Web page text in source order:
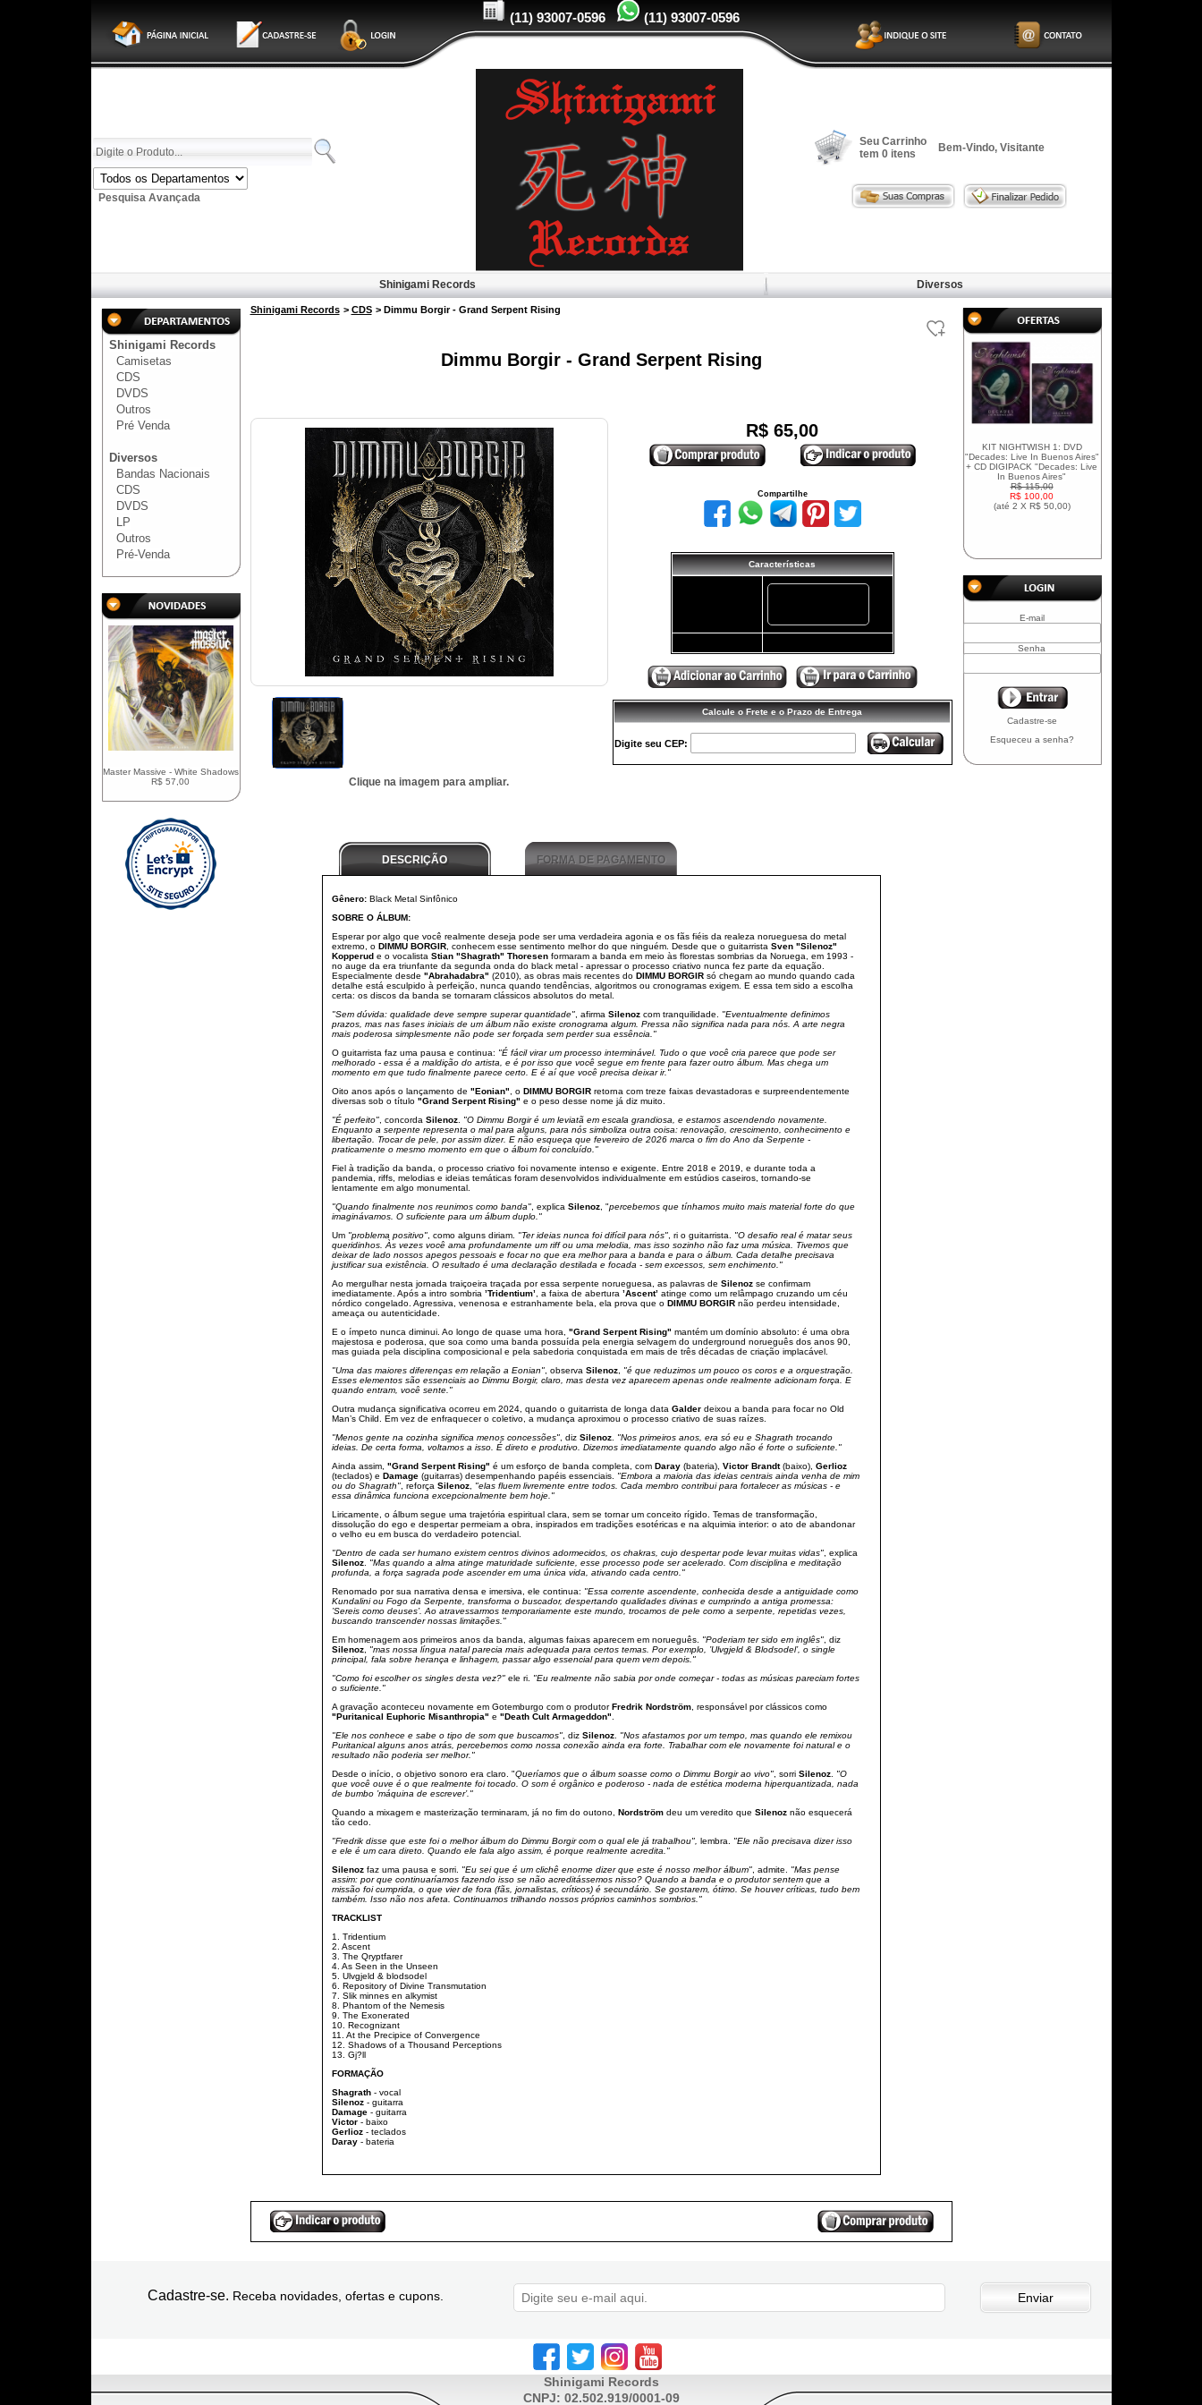
(11) 93007-0596 (11) 93007-0596
Pesquisa Avançada
Seu Carrinho
tem 0itens Bem-Vindo, Visitante
Shinigami Records Diversos
Shinigami Records
Camisetas
CDS
DVDS
Outros
Pré Venda
Diversos
Bandas Nacionais
CDS
DVDS
LP
Outros
Pré-Venda
Master Massive - White Shadows
R$ 57,00
Shinigami Records > CDS > Dimmu Borgir - Grand Serpent Rising
Dimmu Borgir - Grand Serpent Rising
Clique na imagem para ampliar.
R$ 65,00
Compartilhe
Características
Calcule o Frete e o Prazo de Entrega
Digite seu CEP:
DESCRIÇÃO FORMA DE PAGAMENTO
Gênero: Black Metal Sinfônico
SOBRE O ÁLBUM:
Esperar por algo que você realmente deseja pode ser uma verdadeira agonia e os fãs fiéis da realeza norueguesa do metal
extremo, o DIMMU BORGIR, conhecem esse sentimento melhor do que ninguém. Desde que o guitarrista Sven "Silenoz"
Kopperude o vocalista Stian "Shagrath" Thoresenformaram a banda em meio às florestas sombrias da Noruega, em 1993 -
no auge da era triunfante da segunda onda do black metal - apressar o processo criativo nunca fez parte da equação.
Especialmente desde "Abrahadabra" (2010), as obras mais recentes do DIMMU BORGIRsó chegam ao mundo quando cada
detalhe está esculpido à perfeição, nunca quando tendências, algoritmos ou cronogramas exigem. E essa tem sido a escolha
certa: os discos da banda se tornaram clássicos absolutos do metal.
"Sem dúvida: qualidade deve sempre superar quantidade", afirma Silenozcom tranquilidade.
"Eventualmente definimos
prazos, mas nas fases iniciais de um álbum não existe cronograma algum. Pressa não significa nada para nós. A arte negra
mais poderosa simplesmente não pode ser forçada sem perder sua essência."
O guitarrista faz uma pausa e continua: "É fácil virar um processo interminável. Tudo o que você cria parece que pode ser
melhorado - essa é a maldição do artista, e é por isso que você segue em frente para fazer outro álbum. Mas chega um
momento em que tudo finalmente parece certo. E é aí que você precisa deixar ir."
Oito anos após o lançamento de "Eonian" , o DIMMU BORGIRretorna com treze faixas devastadoras e surpreendentemente
diversas sob o título "Grand Serpent Rising" e o peso desse nome já diz muito.
"É perfeito", concorda Silenoz.
"O Dimmu Borgir é um leviatã em escala grandiosa, e estamos ascendendo novamente.
Enquanto a serpente representa o mal para alguns, para nós simboliza outra coisa: renovação, crescimento, conhecimento e
libertação. Trocar de pele, por assim dizer. E não esqueça que fevereiro de 2026 marca o fim do Ano da Serpente -
praticamente o mesmo momento em que o álbum foi concluído."
Fiel à tradição da banda, o processo criativo foi novamente intenso e exigente. Entre 2018 e 2019, e durante toda a
pandemia, riffs, melodias e ideias temáticas foram desenvolvidos individualmente em estúdios caseiros, tornando-se
lentamente em algo monumental.
"Quando finalmente nos reunimos como banda", explica Silenoz, "percebemos que tínhamos muito mais material forte do que
imaginávamos. O suficiente para um álbum duplo."
Um "problema positivo", como alguns diriam. "Ter ideias nunca foi difícil para nós", ri o guitarrista.
"O desafio real é matar seus
queridinhos. Às vezes você ama profundamente um riff ou uma melodia, mas isso sozinho não faz uma música. Tivemos que
deixar de lado nossos apegos pessoais e focar no que era melhor para a banda e para o álbum. Cada detalhe precisava
justificar sua existência. O resultado é uma declaração destilada e focada - sem excessos, sem enchimento."
Ao mergulhar nesta jornada traiçoeira traçada por essa serpente norueguesa, as palavras de Silenozse confirmam
imediatamente. Após a intro sombria ’Tridentium’, a faixa de abertura ’Ascent’atinge como um relâmpago cruzando um céu
nórdico congelado. Agressiva, venenosa e estranhamente bela, ela prova que o DIMMU BORGIRnão perdeu intensidade,
ameaça ou autenticidade.
E o ímpeto nunca diminui. Ao longo de quase uma hora, "Grand Serpent Rising" mantém um domínio absoluto: é uma obra
majestosa e poderosa, que soa como uma banda possuída pela energia selvagem do underground norueguês dos anos 90,
mas guiada pela disciplina composicional e pela sabedoria conquistada em mais de três décadas de criação implacável.
"Uma das maiores diferenças em relação a Eonian", observa Silenoz,
"é que reduzimos um pouco os coros e a orquestração.
Esses elementos são essenciais ao Dimmu Borgir, claro, mas desta vez aparecem apenas onde realmente adicionam força. E
quando entram, você sente."
Outra mudança significativa ocorreu em 2024, quando o guitarrista de longa data Galderdeixou a banda para focar no Old
Man’s Child. Em vez de enfraquecer o coletivo, a mudança aproximou o processo criativo de suas raízes.
"Menos gente na cozinha significa menos concessões", diz Silenoz.
"Nos primeiros anos, era só eu e Shagrath trocando
ideias. De certa forma, voltamos a isso. É direto e produtivo. Dizemos imediatamente quando algo não é forte o suficiente."
Ainda assim, "Grand Serpent Rising" é um esforço de banda completa, com Daray (bateria), Victor Brandt(baixo), Gerlioz
(teclados) e Damage (guitarras) desempenhando papéis essenciais.
"Embora a maioria das ideias centrais ainda venha de mim
ou do Shagrath", reforça Silenoz,
"elas fluem livremente entre todos. Cada membro contribui para fortalecer as músicas - e
essa dinâmica funciona excepcionalmente bem hoje."
Liricamente, o álbum segue uma trajetória espiritual clara, sem se tornar um conceito rígido. Temas de transformação,
dissolução do ego e despertar permeiam a obra, inspirados em tradições esotéricas e na alquimia interior: o ato de abandonar
o velho eu em busca do verdadeiro potencial.
"Dentro de cada ser humano existem centros divinos adormecidos, os chakras, cujo despertar pode levar muitas vidas", explica
Silenoz.
"Mas quando a alma atinge maturidade suficiente, esse processo pode ser acelerado. Com disciplina e meditação
profunda, a força sagrada pode ascender em uma única vida, ativando cada centro."
Renomado por sua narrativa densa e imersiva, ele continua: "Essa corrente ascendente, conhecida desde a antiguidade como
Kundalini ou Fogo da Serpente, transforma o buscador, despertando qualidades divinas e cumprindo a antiga promessa:
’Sereis como deuses’. Ao atravessarmos temporariamente este mundo, trocamos de pele como a serpente, repetidas vezes,
buscando transcender nossas limitações."
Em homenagem aos primeiros anos da banda, algumas faixas aparecem em norueguês.
"Poderiam ter sido em inglês", diz
Silenoz,
"mas nossa língua natal parecia mais adequada para certos temas. Por exemplo, ’Ulvgjeld & Blodsodel’, o single
principal, fala sobre herança e linhagem, passar algo essencial para quem vem depois."
"Como foi escolher os singles desta vez?"ele ri.
"Eu realmente não sabia por onde começar - todas as músicas pareciam fortes
o suficiente."
A gravação aconteceu novamente em Gotemburgo com o produtorFredrik Nordström, responsável por clássicos como
"Puritanical Euphoric Misanthropia" e "Death Cult Armageddon"
"Ele nos conhece e sabe o tipo de som que buscamos", diz Silenoz.
"Nos afastamos por um tempo, mas quando ele remixou
Puritanical alguns anos atrás, percebemos como nossa conexão ainda era forte. Trabalhar com ele novamente foi natural e o
resultado não poderia ser melhor."
Desde o início, o objetivo sonoro era claro. "Queríamos que o álbum soasse como o Dimmu Borgir ao vivo", sorri Silenoz.
"O
que você ouve é o que realmente foi tocado. O som é orgânico e poderoso - nada de estética moderna hiperquantizada, nada
de bumbo ’máquina de escrever’."
Quando a mixagem e masterização terminaram, já no fim do outono, Nordströmdeu um veredito que Silenoznão esquecerá
tão cedo.
"Fredrik disse que este foi o melhor álbum do Dimmu Borgir com o qual ele já trabalhou", lembra.
"Ele não precisava dizer isso
e ele é um cara direto. Quando ele fala algo assim, é porque realmente acredita."
Silenoz faz uma pausa e sorri. "Eu sei que é um clichê enorme dizer que este é nosso melhor álbum", admite.
"Mas pense
assim: por que continuaríamos fazendo isso se não acreditássemos nisso? Quando a banda e o produtor sentem que a
missão foi cumprida, o que vier de fora (fãs, jornalistas, críticos) é secundário. Se gostarem, ótimo. Se houver críticas, tudo bem
também. Isso não nos afeta. Continuamos trilhando nossos próprios caminhos sombrios."
TRACKLIST
1. Tridentium
2. Ascent
3. The Qryptfarer
4. As Seen in the Unseen
5. Ulvgjeld & blodsodel
6. Repository of Divine Transmutation
7. Slik minnes en alkymist
8. Phantom of the Nemesis
9. The Exonerated
10. Recognizant
11. At the Precipice of Convergence
12. Shadows of a Thousand Perceptions
13. Gj?ll
FORMAÇÃO
Shagrath- vocal
Silenoz- guitarra
Damage - guitarra
Victor- baixo
Gerlioz- teclados
Daray - bateria
KIT NIGHTWISH 1: DVD
"Decades: Live In Buenos Aires"
+ CD DIGIPACK "Decades: Live
In Buenos Aires"
R$ 115,00
R$ 100,00
(até 2 X R$ 50,00)
E-mail
Senha
Cadastre-se
Esqueceu a senha?
Cadastre-se. Receba novidades, ofertas e cupons.
Shinigami Records
CNPJ: 02.502.919/0001-09